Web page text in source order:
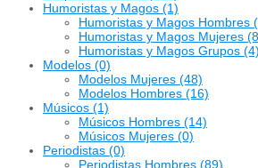
Humoristas y Magos (1)
Humoristas y Magos Hombres
Humoristas y Magos Mujeres
Humoristas y Magos Grupos (4)
Modelos (0)
Modelos Mujeres (48)
Modelos Hombres (16)
Músicos (1)
Músicos Hombres (14)
Músicos Mujeres (0)
Periodistas (0)
Periodistas Hombres (89)